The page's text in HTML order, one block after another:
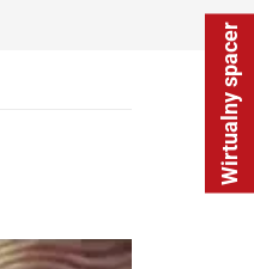
Wirtualny spacer